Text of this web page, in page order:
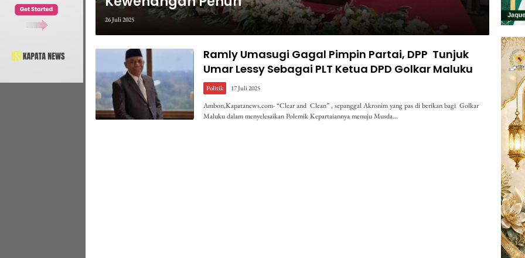
26 Juli 2025
Ramly Umasugi Gagal Pimpin Partai, DPP Tunjuk
Umar Lessy Sebagai PLT Ketua DPD Golkar Maluku
Politik 17 Juli 2025
Ambon,Kapatanews.com- “Clear and Clean” , sepanggal Akronim yang pas di berikan bagi Golkar
Maluku dalam menyelesaikan Polemik Kepartaiannya menuju Musda…